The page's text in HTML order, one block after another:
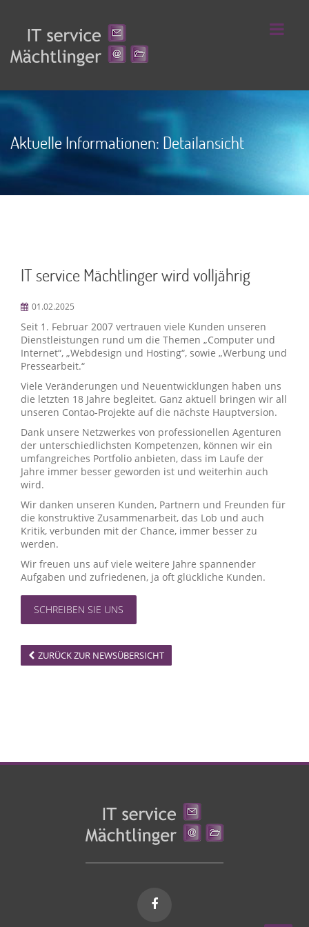
Aktuelle Informationen: Detailansicht
IT service Mächtlinger wird volljährig
01.02.2025
Seit 1. Februar 2007 vertrauen viele Kunden unseren
Dienstleistungen rund um die Themen „Computer und
Internet“, „Webdesign und Hosting“, sowie „Werbung und
Pressearbeit.“
Viele Veränderungen und Neuentwicklungen haben uns
die letzten 18 Jahre begleitet. Ganz aktuell bringen wir all
unseren Contao-Projekte auf die nächste Hauptversion.
Dank unsere Netzwerkes von professionellen Agenturen
der unterschiedlichsten Kompetenzen, können wir ein
umfangreiches Portfolio anbieten, dass im Laufe der
Jahre immer besser geworden ist und weiterhin auch
wird.
Wir danken unseren Kunden, Partnern und Freunden für
die konstruktive Zusammenarbeit, das Lob und auch
Kritik, verbunden mit der Chance, immer besser zu
werden.
Wir freuen uns auf viele weitere Jahre spannender
Aufgaben und zufriedenen, ja oft glückliche Kunden.
SCHREIBEN SIE UNS
ZURÜCK ZUR NEWSÜBERSICHT